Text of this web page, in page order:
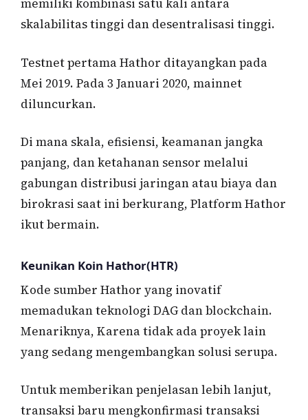
memiliki kombinasi satu kali antara
skalabilitas tinggi dan desentralisasi tinggi.
Testnet pertama Hathor ditayangkan pada
Mei 2019. Pada 3 Januari 2020, mainnet
diluncurkan.
Di mana skala, efisiensi, keamanan jangka
panjang, dan ketahanan sensor melalui
gabungan distribusi jaringan atau biaya dan
birokrasi saat ini berkurang, Platform Hathor
ikut bermain.
Keunikan Koin Hathor(HTR)
Kode sumber Hathor yang inovatif
memadukan teknologi DAG dan blockchain.
Menariknya, Karena tidak ada proyek lain
yang sedang mengembangkan solusi serupa.
Untuk memberikan penjelasan lebih lanjut,
transaksi baru mengkonfirmasi transaksi